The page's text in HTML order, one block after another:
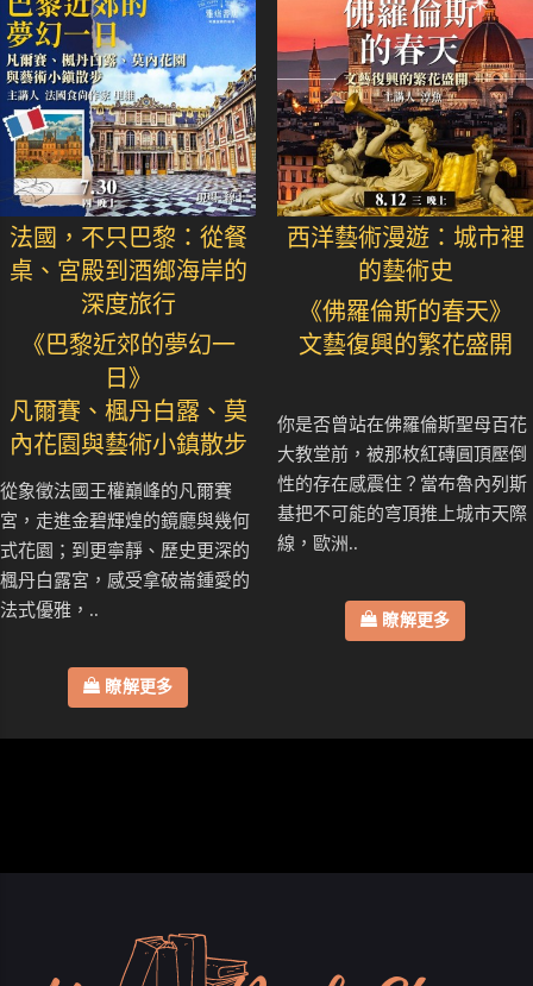
法國，不只巴黎：從餐
桌、宮殿到酒鄉海岸的
深度旅行
《巴黎近郊的夢幻一
日》
凡爾賽、楓丹白露、莫
內花園與藝術小鎮散步
從象徵法國王權巔峰的凡爾賽
宮，走進金碧輝煌的鏡廳與幾何
式花園；到更寧靜、歷史更深的
楓丹白露宮，感受拿破崙鍾愛的
法式優雅，..
瞭解更多
西洋藝術漫遊：城市裡
的藝術史
《佛羅倫斯的春天》
文藝復興的繁花盛開
你是否曾站在佛羅倫斯聖母百花
大教堂前，被那枚紅磚圓頂壓倒
性的存在感震住？當布魯內列斯
基把不可能的穹頂推上城市天際
線，歐洲..
瞭解更多